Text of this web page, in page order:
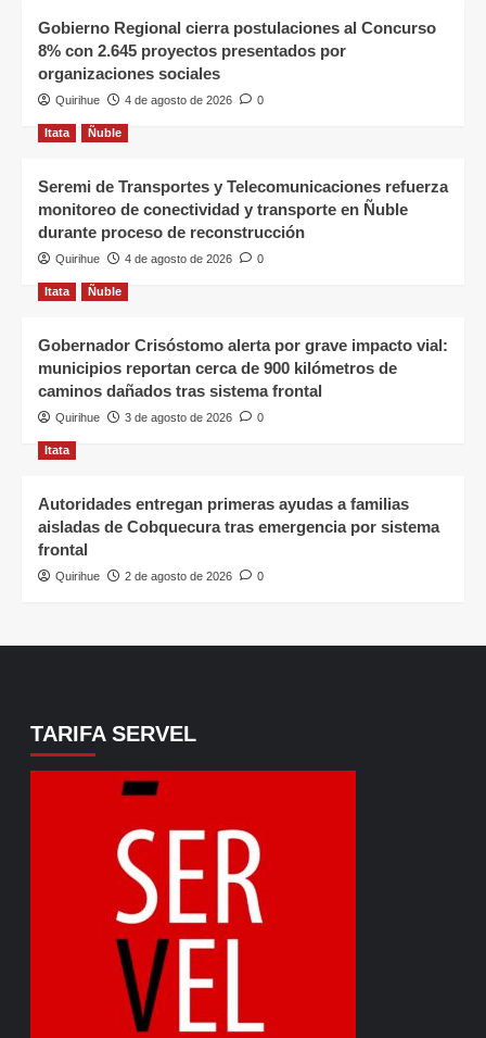
Gobierno Regional cierra postulaciones al Concurso
8% con 2.645 proyectos presentados por
organizaciones sociales
Quirihue 4 de agosto de 2026 0
Itata Ñuble
Seremi de Transportes y Telecomunicaciones refuerza
monitoreo de conectividad y transporte en Ñuble
durante proceso de reconstrucción
Quirihue 4 de agosto de 2026 0
Itata Ñuble
Gobernador Crisóstomo alerta por grave impacto vial:
municipios reportan cerca de 900 kilómetros de
caminos dañados tras sistema frontal
Quirihue 3 de agosto de 2026 0
Itata
Autoridades entregan primeras ayudas a familias
aisladas de Cobquecura tras emergencia por sistema
frontal
Quirihue 2 de agosto de 2026 0
TARIFA SERVEL